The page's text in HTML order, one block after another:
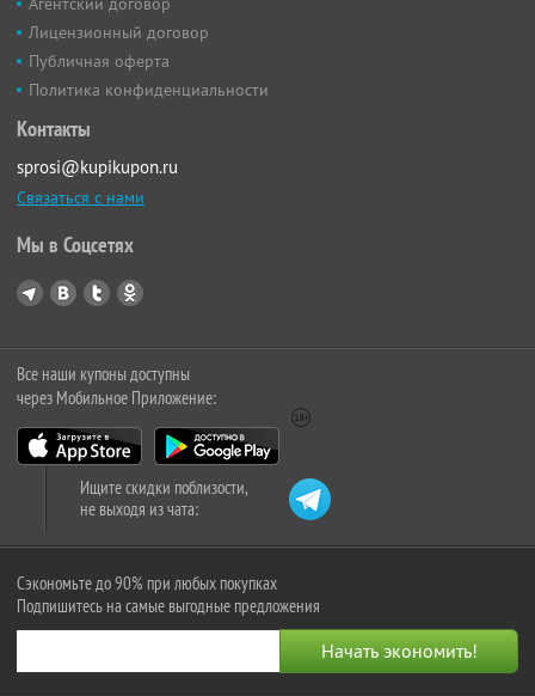
Лицензионный договор
Публичная оферта
Политика конфиденциальности
Контакты
sprosi@kupikupon.ru
Связаться с нами
Мы в Соцсетях
Все наши купоны доступны
через Мобильное Приложение:
Ищите скидки поблизости,
не выходя из чата:
Сэкономьте до 90% при любых покупках
Подпишитесь на самые выгодные предложения